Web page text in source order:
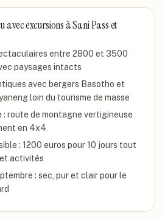
avec excursions à Sani Pass et
entre 2800 et 3500
paysages intacts
avec bergers Basotho et
loin du tourisme de masse
: route de montagne vertigineuse
en 4x4
: 1200 euros pour 10 jours tout
activités
: sec, pur et clair pour le